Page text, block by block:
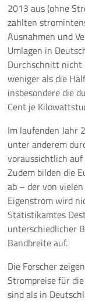
2013 aus (ohne
zahlten
Ausnahmen und
Umlagen in
Durchschnitt nicht
weniger als die
insbesondere die
Cent je
Im laufenden Jahr
unter anderem
voraussichtlich
Zudem bilden die
ab – der von
Eigenstrom wird
Statistikamtes
unterschiedlicher
Bandbreite auf.
Die Forscher
Strompreise für
sind als in